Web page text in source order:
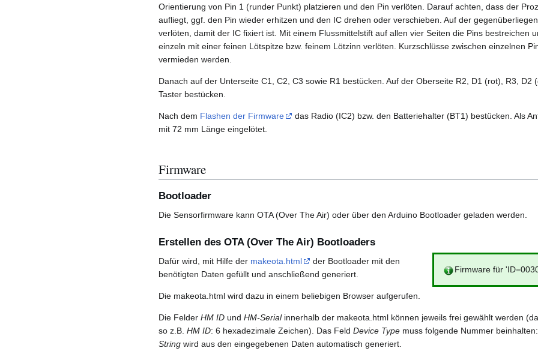
Orientierung von Pin 1 (runder Punkt) platzieren und den Pin verlöten. Darauf achten, dass der
aufliegt, ggf. den Pin wieder erhitzen und den IC drehen oder verschieben. Auf der
verlöten, damit der IC fixiert ist. Mit einem Flussmittelstift auf allen vier Seiten die Pins bestreichen
einzeln mit einer feinen Lötspitze bzw. feinem Lötzinn verlöten. Kurzschlüsse zwischen einzelnen
vermieden werden.
Danach auf der Unterseite C1, C2, C3 sowie R1 bestücken. Auf der Oberseite R2, D1 (rot), R3, D2
Taster bestücken.
Nach dem Flashen der Firmware
das Radio (IC2) bzw. den Batteriehalter (BT1) bestücken. Als
mit 72 mm Länge eingelötet.
Firmware
Bootloader
Die Sensorfirmware kann OTA (Over The Air) oder über den Arduino Bootloader geladen werden.
Erstellen des OTA (Over The Air) Bootloaders
Firmware für
Dafür wird, mit Hilfe der makeota.html
der Bootloader mit den
benötigten Daten gefüllt und anschließend generiert.
Die makeota.html wird dazu in einem beliebigen Browser aufgerufen.
Die Felder HM ID und HM-Serialinnerhalb der makeota.html können jeweils frei gewählt werden
so z.B. HM ID: 6 hexadezimale Zeichen). Das Feld Device Type muss folgende Nummer
String wird aus den eingegebenen Daten automatisch generiert.